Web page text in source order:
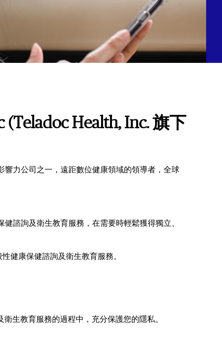
Health, Inc. 旗下
響力公司之一，遠距數位健康領域的領導者，全球
諮詢及衛生教育服務，在需要時輕鬆獲得獨立、
健康保健諮詢及衛生教育服務。
生教育服務的過程中，充分保護您的隱私。